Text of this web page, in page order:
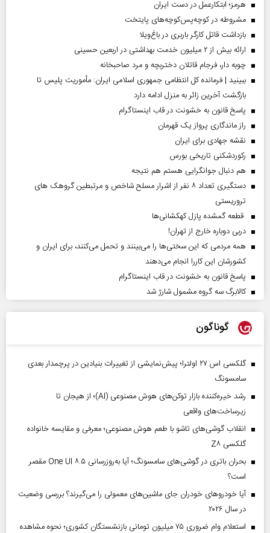
هرمز؛ ابتکارعمل در دست ایران
مشروطه در کوچه‌پس‌کوچه‌های پایتخت
بازداشت قاتل کارگر باربری در باغ‌ویلا
ارائه بیش از ۲ میلیون خدمت بهداشتی در اربعین حسینی
چوبه دار، فرجام قاتلان دختربچه و مرد صاحبخانه
ببینید | فرمانده کل انتظامی جمهوری اسلامی ایران­: مأموریت پلیس تا
بازگشت آخرین زائر به منزل ادامه دارد
پاسخ قانون به خشونت در قاب اینستاگرام
راز ماندگاری پرواز یک قهرمان
نقشه جهادی برای ایران
رکوردشکنی تاریخی بورس
هم دنبال جوانگرایی هستم هم نتیجه
دستگیری تعداد ۸ نفر از اشرار مسلح شاخص و مرتبطین گروهک های
تروریستی
قطعه گمشده پازل کهکشانی‌ها
دربی دوباره خارج از تهران!
همه مردمی که این سختی‌ها را می‌بینند و تحمل می‌کنند، برای ایران و
کشورشان این کاررا انجام می‌دهند
پاسخ قانون به خشونت در قاب اینستاگرام
کالابرگ سه گروه مشمول شارژ شد
گوناگون
گلکسی اس ۲۷ اولترا؛ پیش‌نمایشی از تغییرات بنیادین در پرچمدار بعدی
سامسونگ
رشد خیره‌کننده بازار توکن‌های هوش مصنوعی (AI)؛ از هیجان تا
زیرساخت‌های واقعی
انقلاب گوشی‌های تاشو‌ با طعم هوش مصنوعی؛ معرفی و مقایسه خانواده
گلکسی Z۸
بحران باتری در گوشی‌های سامسونگ؛ آیا به‌روزرسانی One UI ۸.۵ مقصر
است؟
آیا خودروهای خودران جای ماشین‌های معمولی را می‌گیرند؟ بررسی وضعیت
در سال ۲۰۲۶
استعلام وام ضروری ۷۵ میلیون تومانی بازنشستگان کشوری؛ نحوه مشاهده